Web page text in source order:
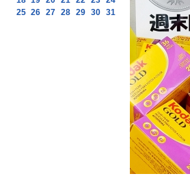
25 26 27 28 29 30 31